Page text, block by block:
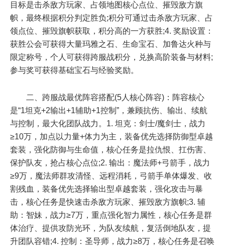
目标是击杀敌方玩家、占领地图核心点位、摧毁敌方旗
帜，最终根据积分判定胜负;积分可通过击杀敌方玩家、占
领点位、摧毁旗帜获取，积分高的一方获胜;4. 奖励设置：
获胜公会可获得大量玛雅之石、生命宝石、加鲁达火种与
限定称号，个人可获得跨服战积分，兑换高阶装备与材料;
参与奖可获得基础宝石与经验奖励。
二、跨服战最优阵容搭配(5人核心阵容)：阵容核心
是“1坦克+2输出+1辅助+1控制”，兼顾抗伤、输出、续航
与控制，最大化团队战力。1. 坦克：剑士/魔剑士，战力
≥10万，加点以力量+体力为主，装备优先选择防御型卓越
套装，强化防御与生命值，核心任务是拉仇恨、扛伤害、
保护队友，抢占核心点位;2. 输出：魔法师+弓箭手，战力
≥9万，魔法师群攻清怪、远程消耗，弓箭手单体爆发、收
割残血，装备优先选择输出型卓越套装，强化攻击与暴
击，核心任务是快速击杀敌方玩家、摧毁敌方旗帜;3. 辅
助：智妹，战力≥7万，重点强化智力属性，核心任务是群
体治疗、提供攻防光环，为队友续航，复活倒地队友，提
升团队容错;4. 控制：圣导师，战力≥8万，核心任务是召唤